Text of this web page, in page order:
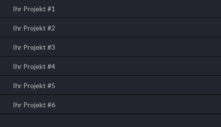
Ihr Projekt #1
Ihr Projekt #2
Ihr Projekt #3
Ihr Projekt #4
Ihr Projekt #5
Ihr Projekt #6